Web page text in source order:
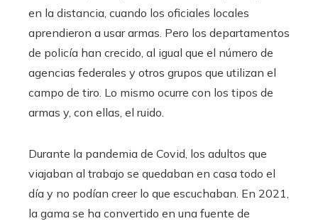
en la distancia, cuando los oficiales locales
aprendieron a usar armas. Pero los departamentos
de policía han crecido, al igual que el número de
agencias federales y otros grupos que utilizan el
campo de tiro. Lo mismo ocurre con los tipos de
armas y, con ellas, el ruido.
Durante la pandemia de Covid, los adultos que
viajaban al trabajo se quedaban en casa todo el
día y no podían creer lo que escuchaban. En 2021,
la gama se ha convertido en una fuente de